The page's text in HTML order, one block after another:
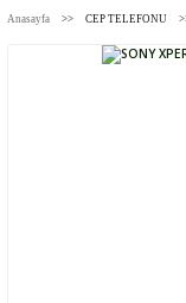
Anasayfa CEP TELEFONU